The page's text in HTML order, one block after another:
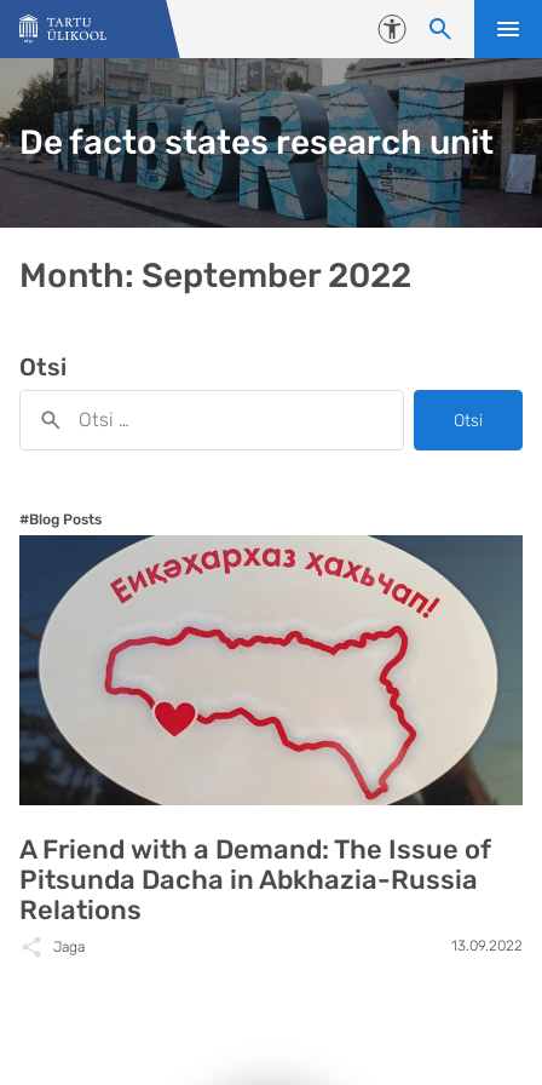
Liigu edasi põhisisu juurde
Juurdepääsetavus
De facto states research unit
Month: September 2022
Otsi
Otsi
#Blog Posts
A Friend with a Demand: The Issue of
Pitsunda Dacha in Abkhazia-Russia
Relations
Jaga 13.09.2022